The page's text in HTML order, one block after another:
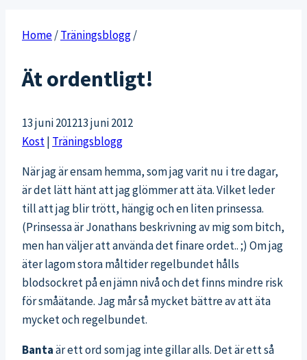
Home/Träningsblogg/
Ät ordentligt!
13 juni 201213 juni 2012
Kost| Träningsblogg
När jag är ensam hemma, som jag varit nu i tre dagar,
är det lätt hänt att jag glömmer att äta. Vilket leder
till att jag blir trött, hängig och en liten prinsessa.
(Prinsessa är Jonathans beskrivning av mig som bitch,
men han väljer att använda det finare ordet.. ;) Om jag
äter lagom stora måltider regelbundet hålls
blodsockret på en jämn nivå och det finns mindre risk
för småätande. Jag mår så mycket bättre av att äta
mycket och regelbundet.
Bantaär ett ord som jag inte gillar alls. Det är ett så